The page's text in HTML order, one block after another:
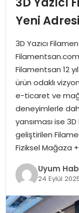
SPOR
TEKNOLOJI
SAĞLIK
MAGAZIN
YAŞAM
Yeni
3D Yazıcı
Filamentsan 12
ürün odaklı
e-ticaret ve
deneyimlerle
yansıması ise
geliştirilen
Fiziksel Mağaza
Uyum
24 Eylül